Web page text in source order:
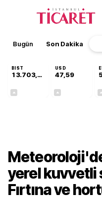
Bugün Son Dakika
BIST
13.703,13
USD
47,59
yerel kuvvetli
Fırtına ve